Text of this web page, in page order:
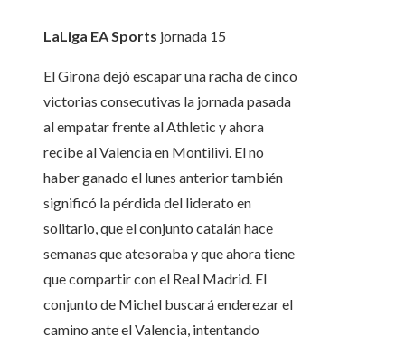
LaLiga EA Sports jornada 15
El Girona dejó escapar una racha de cinco
victorias consecutivas la jornada pasada
al empatar frente al Athletic y ahora
recibe al Valencia en Montilivi. El no
haber ganado el lunes anterior también
significó la pérdida del liderato en
solitario, que el conjunto catalán hace
semanas que atesoraba y que ahora tiene
que compartir con el Real Madrid. El
conjunto de Michel buscará enderezar el
camino ante el Valencia, intentando